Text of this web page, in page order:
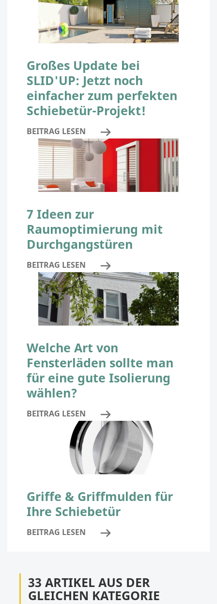
Großes Update bei
SLID'UP: Jetzt noch
einfacher zum perfekten
Schiebetür-Projekt!
BEITRAG LESEN
7 Ideen zur
Raumoptimierung mit
Durchgangstüren
BEITRAG LESEN
Welche Art von
Fensterläden sollte man
für eine gute Isolierung
wählen?
BEITRAG LESEN
Griffe & Griffmulden für
Ihre Schiebetür
BEITRAG LESEN
33 ARTIKEL AUS DER
GLEICHEN KATEGORIE